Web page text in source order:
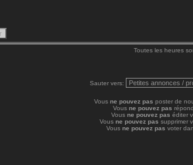
Toutes les heures
Sauter vers:
Vous ne pouvez pas poster de
Vous ne pouvez pas
Vous ne pouvez pas éditer
Vous ne pouvez pas supprimer
Vous ne pouvez pas voter